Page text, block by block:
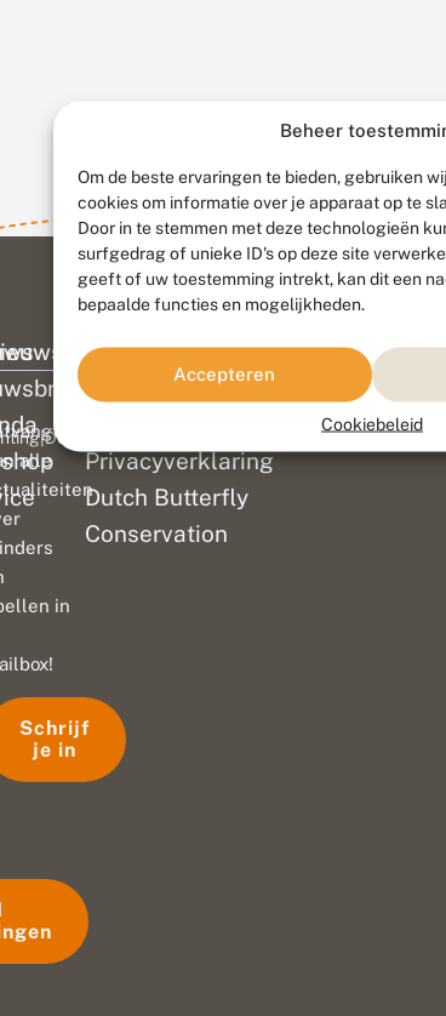
Beheer
Om de beste ervaringen te bieden, gebruiken
cookies om informatie over je apparaat op te
Door in te stemmen met deze technologieën
surfgedrag of unieke ID's op deze site
geeft of uw toestemming intrekt, kan dit een
bepaalde functies en mogelijkheden.
Accepteren
Cookiebeleid
Colofon
Disclaimer
Privacyverklaring
Dutch Butterfly
Conservation
alle
in
Schrijf
je in
|Duurzaam ontwikkeld door Go2People, ontworpen